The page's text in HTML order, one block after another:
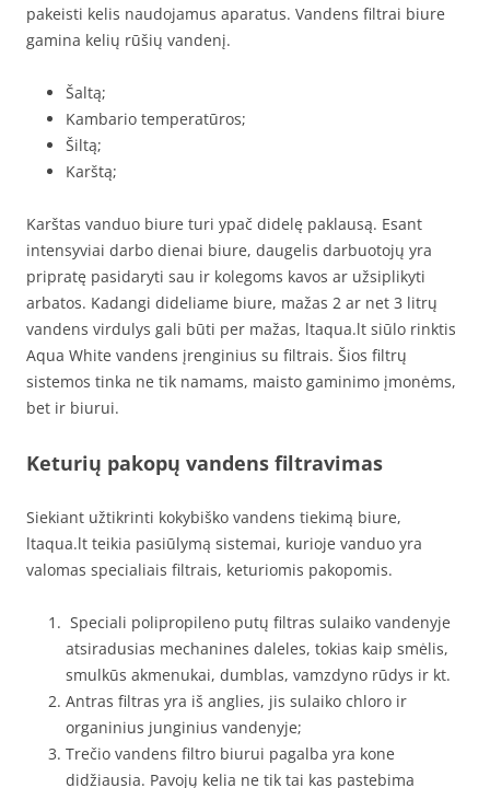
pakeisti kelis naudojamus aparatus. Vandens filtrai biure
gamina kelių rūšių vandenį.
Šaltą;
Kambario temperatūros;
Šiltą;
Karštą;
Karštas vanduo biure turi ypač didelę paklausą. Esant
intensyviai darbo dienai biure, daugelis darbuotojų yra
pripratę pasidaryti sau ir kolegoms kavos ar užsiplikyti
arbatos. Kadangi dideliame biure, mažas 2 ar net 3 litrų
vandens virdulys gali būti per mažas, ltaqua.lt siūlo rinktis
Aqua White vandens įrenginius su filtrais. Šios filtrų
sistemos tinka ne tik namams, maisto gaminimo įmonėms,
bet ir biurui.
Keturių pakopų vandens filtravimas
Siekiant užtikrinti kokybiško vandens tiekimą biure,
ltaqua.lt teikia pasiūlymą sistemai, kurioje vanduo yra
valomas specialiais filtrais, keturiomis pakopomis.
Speciali polipropileno putų filtras sulaiko vandenyje
atsiradusias mechanines daleles, tokias kaip smėlis,
smulkūs akmenukai, dumblas, vamzdyno rūdys ir kt.
Antras filtras yra iš anglies, jis sulaiko chloro ir
organinius junginius vandenyje;
Trečio vandens filtro biurui pagalba yra kone
didžiausia. Pavojų kelia ne tik tai kas pastebima